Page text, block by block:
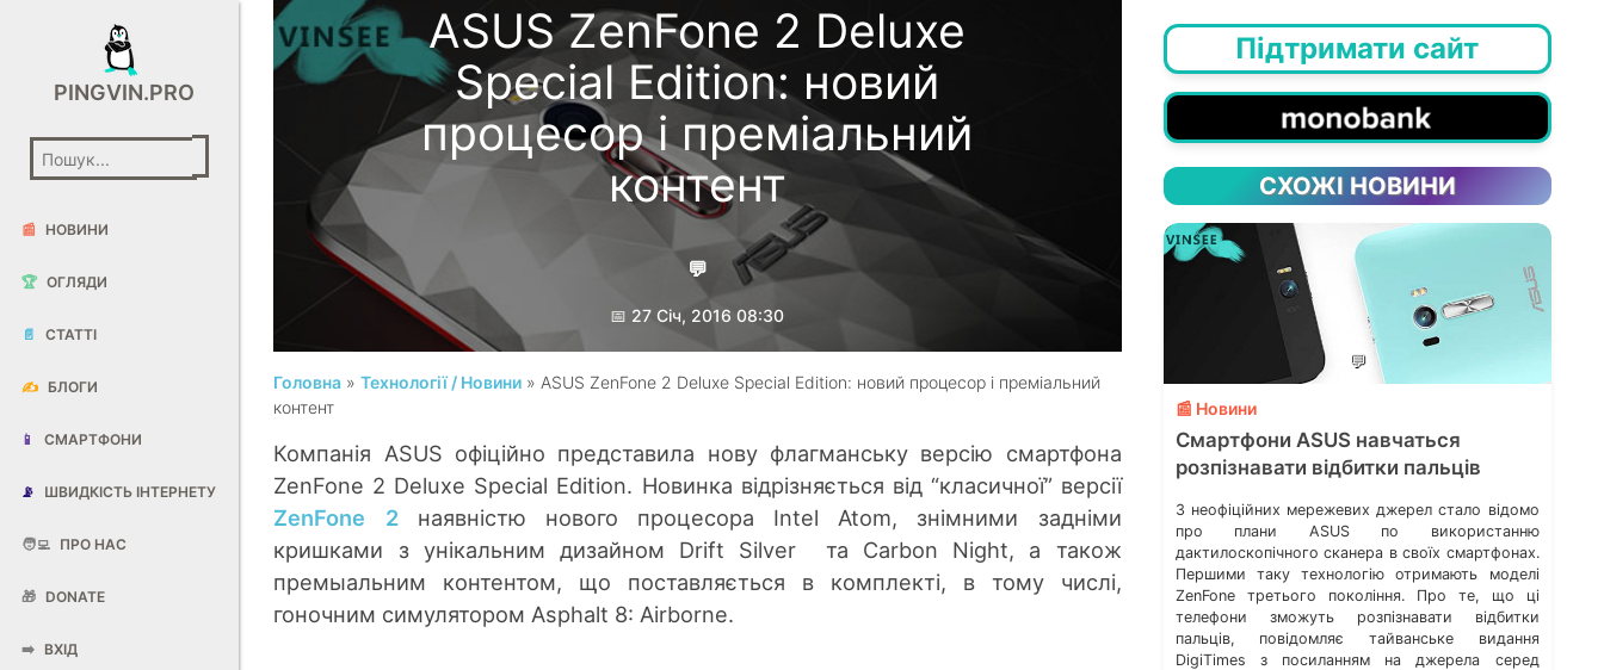
PINGVIN.PRO
📰 НОВИНИ
🏆 ОГЛЯДИ
📄 СТАТТІ
✍️ БЛОГИ
📱 СМАРТФОНИ
📡 ШВИДКІСТЬ ІНТЕРНЕТУ
🧑‍💻 ПРО НАС
🎁 DONATE
➡️ ВХІД
ASUS ZenFone 2 Deluxe
Special Edition: новий
процесор і преміальний
контент
💬
📅 27 Січ, 2016 08:30
Гребеник Максим
Головна »Технології / Новини » ASUS ZenFone 2 Deluxe Special Edition: новий процесор і преміальний
контент
Компанія ASUS офіційно представила нову флагманську версію смартфона
ZenFone 2 Deluxe Special Edition. Новинка відрізняється від “класичної” версії
ZenFone 2наявністю нового процесора Intel Atom, знімними задніми
кришками з унікальним дизайном Drift Silver та Carbon Night, а також
премыальним контентом, що поставляється в комплекті, в тому числі,
гоночним симулятором Asphalt 8: Airborne.
Підтримати сайт
СХОЖІ НОВИНИ
💬
📰 Новини
Смартфони ASUS навчаться
розпізнавати відбитки пальців
З неофіційних мережевих джерел стало відомо
про плани ASUS по використанню
дактилоскопічного сканера в своїх смартфонах.
Першими таку технологію отримають моделі
ZenFone третього покоління. Про те, що ці
телефони зможуть розпізнавати відбитки
пальців, повідомляє тайванське видання
DigiTimes з посиланням на джерела серед